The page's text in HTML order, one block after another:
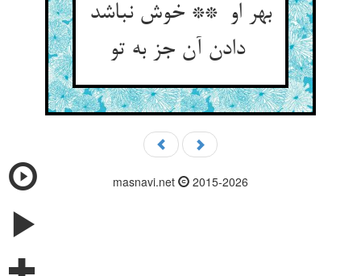
بهر او ** خوش نباشد
دادن آن جز به تو
masnavi.net 2015-2026